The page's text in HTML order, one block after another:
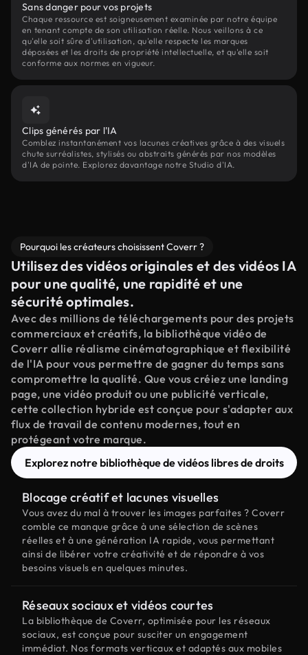
Sans danger pour vos projets
Chaque ressource est soigneusement examinée par notre équipe
en tenant compte de son utilisation réelle. Nous veillons à ce
qu'elle soit sûre d'utilisation, qu'elle respecte les marques
déposées et les droits de propriété intellectuelle, et qu'elle soit
conforme aux normes en vigueur.
Clips générés par l'IA
Comblez instantanément vos lacunes créatives grâce à des visuels
chute surréalistes, stylisés ou abstraits générés par nos modèles
d'IA de pointe. Explorez davantage notre Studio d'IA.
Pourquoi les créateurs choisissent Coverr ?
Utilisez des vidéos originales et des vidéos IA
pour une qualité, une rapidité et une
sécurité optimales.
Avec des millions de téléchargements pour des projets
commerciaux et créatifs, la bibliothèque vidéo de
Coverr allie réalisme cinématographique et flexibilité
de l'IA pour vous permettre de gagner du temps sans
compromettre la qualité. Que vous créiez une landing
page, une vidéo produit ou une publicité verticale,
cette collection hybride est conçue pour s'adapter aux
flux de travail de contenu modernes, tout en
protégeant votre marque.
Explorez notre bibliothèque de vidéos libres de droits
Blocage créatif et lacunes visuelles
Vous avez du mal à trouver les images parfaites ? Coverr
comble ce manque grâce à une sélection de scènes
réelles et à une génération IA rapide, vous permettant
ainsi de libérer votre créativité et de répondre à vos
besoins visuels en quelques minutes.
Réseaux sociaux et vidéos courtes
La bibliothèque de Coverr, optimisée pour les réseaux
sociaux, est conçue pour susciter un engagement
immédiat. Nos formats verticaux et adaptés aux mobiles